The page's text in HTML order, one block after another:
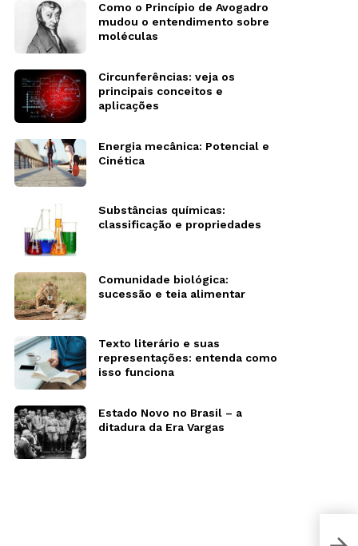
Como o Princípio de Avogadro
mudou o entendimento sobre
moléculas
Circunferências: veja os
principais conceitos e
aplicações
Energia mecânica: Potencial e
Cinética
Substâncias químicas:
classificação e propriedades
Comunidade biológica:
sucessão e teia alimentar
Texto literário e suas
representações: entenda como
isso funciona
Estado Novo no Brasil – a
ditadura da Era Vargas